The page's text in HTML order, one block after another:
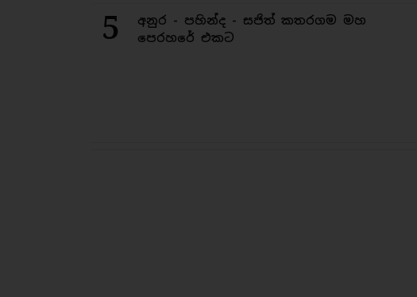
5
අනුර - පහින්ද - සජිත් කතරගම මහ
පෙරහරේ එකට